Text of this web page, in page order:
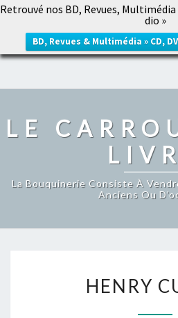
Retrouvé nos BD, Revues, Multimédia
dio »
BD, Revues & Multimédia » CD,
LE CARROUSEL DU LIVRE
LE
La Bouquinerie Consiste À
Anciens Ou
HENRY